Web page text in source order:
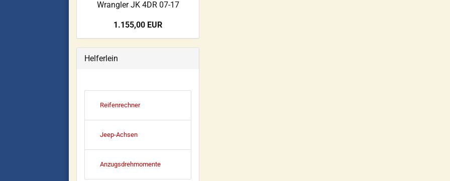
Wrangler JK 4DR 07-17
1.155,00 EUR
Helferlein
Reifenrechner
Jeep-Achsen
Anzugsdrehmomente